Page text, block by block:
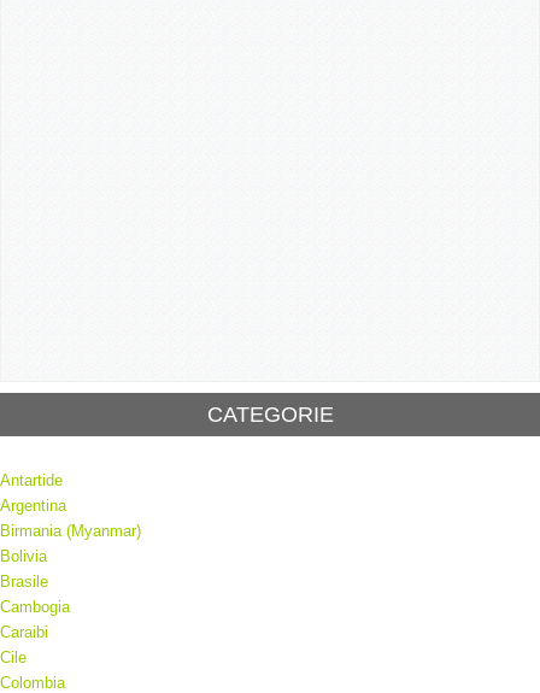
CATEGORIE
Antartide
Argentina
Birmania (Myanmar)
Bolivia
Brasile
Cambogia
Caraibi
Cile
Colombia